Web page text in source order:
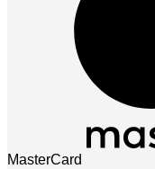
MasterCard